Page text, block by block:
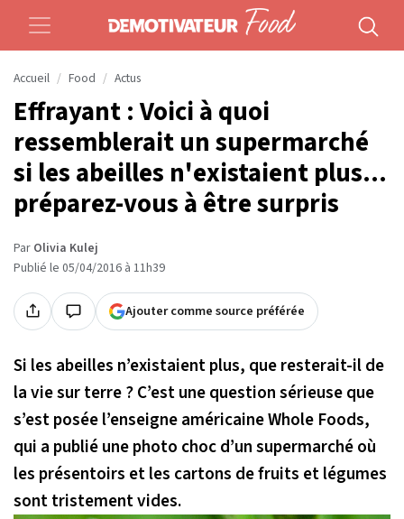
Accueil Food Actus
Effrayant : Voici à quoi
ressemblerait un supermarché
si les abeilles n'existaient plus...
préparez-vous à être surpris
Par Olivia Kulej
Publié le 05/04/2016 à 11h39
Ajouter comme source préférée
Si les abeilles n’existaient plus, que resterait-il de
la vie sur terre ? C’est une question sérieuse que
s’est posée l’enseigne américaine Whole Foods,
qui a publié une photo choc d’un supermarché où
les présentoirs et les cartons de fruits et légumes
sont tristement vides.